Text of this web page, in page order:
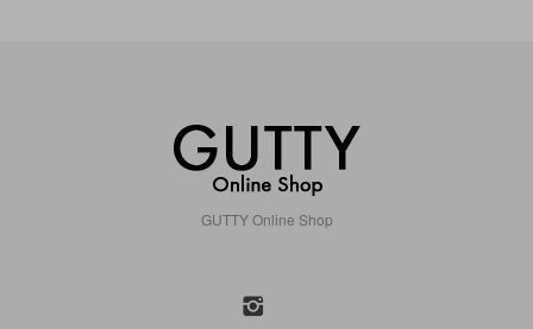
GUTTY Online Shop